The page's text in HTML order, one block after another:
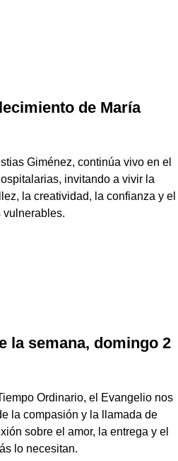
de María
Giménez, continúa vivo en el
invitando a vivir la
la creatividad, la confianza y el
vulnerables.
la semana, domingo 2
Ordinario, el Evangelio nos
la compasión y la llamada de
sobre el amor, la entrega y el
lo necesitan.